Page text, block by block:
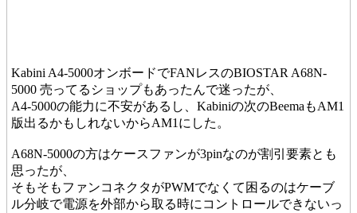
Kabini A4-5000オンボードでFANレスのBIOSTAR A68N-
5000 売ってるショップもあったんで迷ったが、
A4-5000の能力に不安があるし、Kabiniの次のBeemaもAM1
版出るかもしれないからAM1にした。
A68N-5000の方はケースファンが3pinなのが割引要素とも
思ったが、
そもそもファンコネクタがPWMでなくて困るのはケーブ
ル分岐で電源を外部から取る時にコントロールできないっ